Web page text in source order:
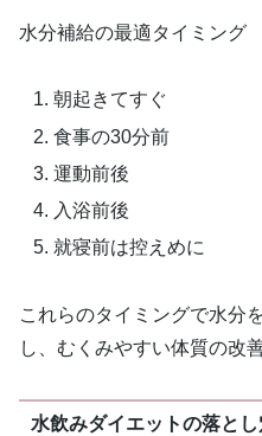
水分補給の最適タイミング
朝起きてすぐ
食事の30分前
運動前後
入浴前後
就寝前は控えめに
これらのタイミングで水分
し、むくみやすい体質の改
水飲みダイエットの落と